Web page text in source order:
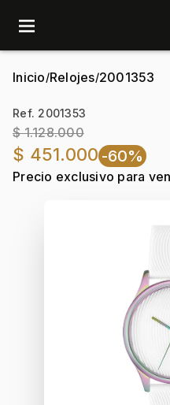
menu
Inicio/Relojes/2001353
Ref. 2001353
$ 1.128.000
$ 451.000-60%
Precio exclusivo para